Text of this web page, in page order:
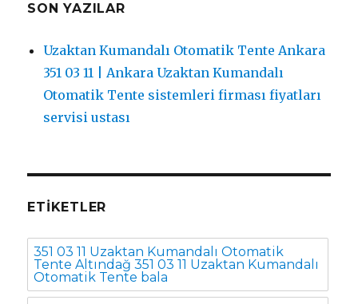
SON YAZILAR
Uzaktan Kumandalı Otomatik Tente Ankara
351 03 11 | Ankara Uzaktan Kumandalı
Otomatik Tente sistemleri firması fiyatları
servisi ustası
ETIKETLER
351 03 11 Uzaktan Kumandalı Otomatik
Tente Altındağ 351 03 11 Uzaktan Kumandalı
Otomatik Tente bala